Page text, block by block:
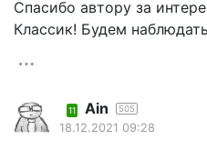
Спасибо автору за
Классик! Будем
11 Ain 505
18.12.2021 09:28